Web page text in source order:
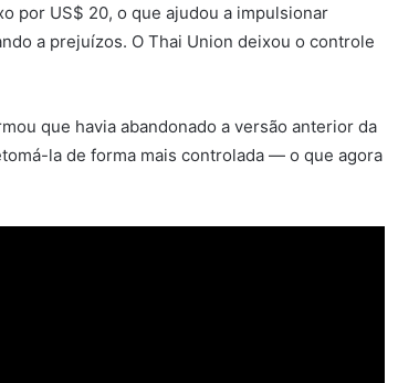
por US$ 20, o que ajudou a impulsionar
a prejuízos. O Thai Union deixou o controle
que havia abandonado a versão anterior da
la de forma mais controlada — o que agora